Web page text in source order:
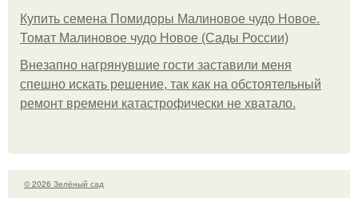
Купить семена Помидоры Малиновое чудо Новое.
Томат Малиновое чудо Новое (Сады России)
Внезапно нагрянувшие гости заставили меня
спешно искать решение, так как на обстоятельный
ремонт времени катастрофически не хватало.
© 2026 Зелёный сад